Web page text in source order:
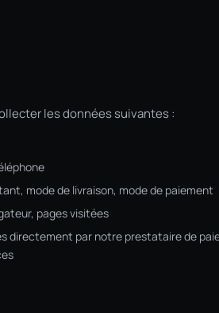
les données suivantes :
mode de livraison, mode de paiement
pages visitées
directement par notre prestataire de